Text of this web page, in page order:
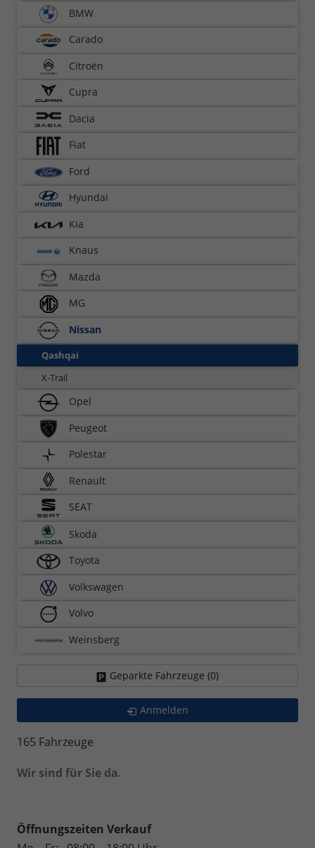
BMW
Carado
Citroën
Cupra
Dacia
Fiat
Ford
Hyundai
Kia
Knaus
Mazda
MG
Nissan
Qashqai
X-Trail
Opel
Peugeot
Polestar
Renault
SEAT
Skoda
Toyota
Volkswagen
Volvo
Weinsberg
Geparkte Fahrzeuge (0)
Anmelden
165 Fahrzeuge
Wir sind für Sie da.
Öffnungszeiten Verkauf